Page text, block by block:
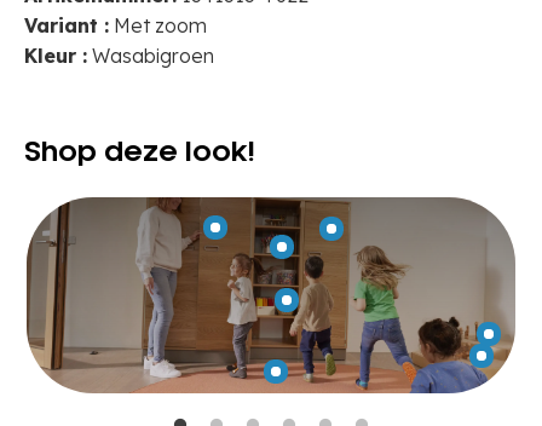
Variant : Met zoom
Kleur : Wasabigroen
Shop deze look!